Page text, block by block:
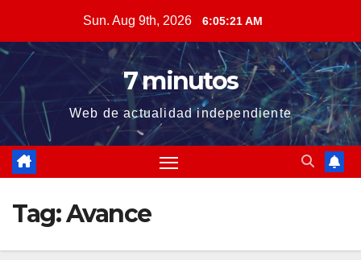
content
Sun. Aug 9th, 2026 6:05:22 AM
7 minutos
Web de actualidad independiente
Tag:Avance